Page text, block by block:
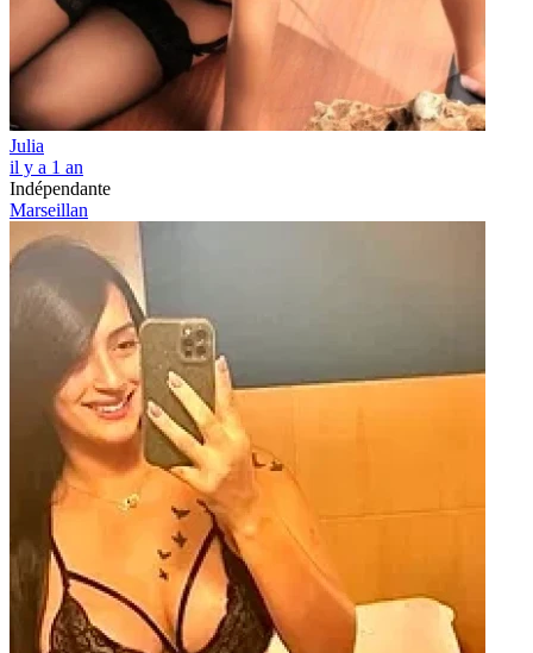
Julia
il y a 1 an
Indépendante
Marseillan